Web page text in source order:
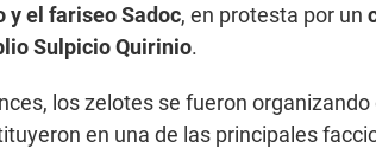
y el fariseo Sadoc, en protesta por un
Sulpicio Quirinio.
los zelotes se fueron organizando
en una de las principales